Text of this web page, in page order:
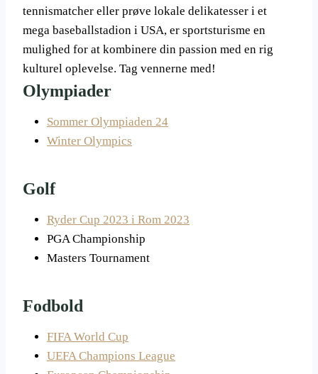
tennismatcher eller prøve lokale delikatesser i et
mega baseballstadion i USA, er sportsturisme en
mulighed for at kombinere din passion med en rig
kulturel oplevelse. Tag vennerne med!
Olympiader
Sommer Olympiaden 24
Winter Olympics
Golf
Ryder Cup 2023 i Rom 2023
PGA Championship
Masters Tournament
Fodbold
FIFA World Cup
UEFA Champions League